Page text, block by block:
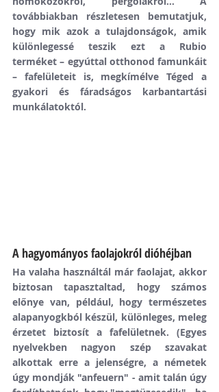
továbbiakban részletesen bemutatjuk,
hogy mik azok a tulajdonságok, amik
különlegessé teszik ezt a Rubio
terméket – egyúttal otthonod famunkáit
– fafelületeit is, megkímélve Téged a
gyakori és fáradságos karbantartási
munkálatoktól.
A hagyományos faolajokról dióhéjban
Ha valaha használtál már faolajat, akkor
biztosan tapasztaltad, hogy számos
előnye van, például, hogy természetes
alapanyogkból készül, különleges, meleg
érzetet biztosít a fafelületnek. (Egyes
nyelvekben nagyon szép szavakat
alkottak erre a jelenségre, a németek
úgy mondják "anfeuern" - amit talán úgy